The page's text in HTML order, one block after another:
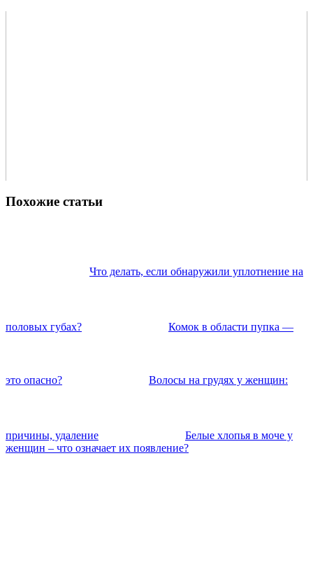
Похожие статьи
Что делать, если обнаружили уплотнение на
половых губах? Комок в области пупка —
это опасно? Волосы на грудях у женщин:
причины, удаление
Белые хлопья в моче у
женщин – что означает их появление?